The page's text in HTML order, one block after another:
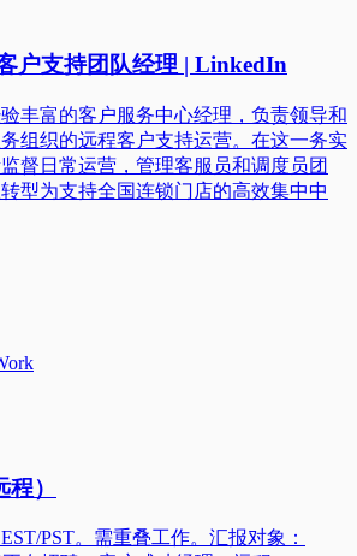
户支持团队经理 | LinkedIn
丰富的客户服务中心经理，负责领导和
组织的远程客户支持运营。在这一务实
督日常运营，管理客服员和调度员团
型为支持全国连锁门店的高效集中中
）
PST。需重叠工作。汇报对象：